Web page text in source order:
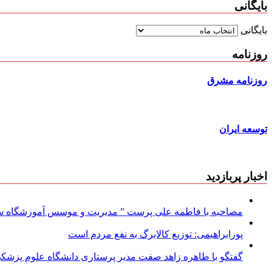
بایگانی
بایگانی
روزنامه
روزنامه مشرق
توسعه ایران
اخبار پربازدید
مصاحبه با فاطمه علی پرست ” مدیریت و موسس آموزشگاه
پورابراهیمی: توزیع کالابرگ به نفع مردم است
گفتگو با طاهره زاهد صفت مدیر پرستاری دانشگاه علوم